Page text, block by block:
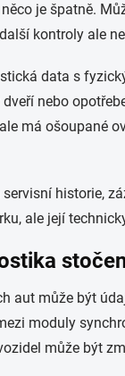
je špatně.
kontroly ale
data s
nebo
má ošoupané
historie,
ale její
aut může být
moduly
může být